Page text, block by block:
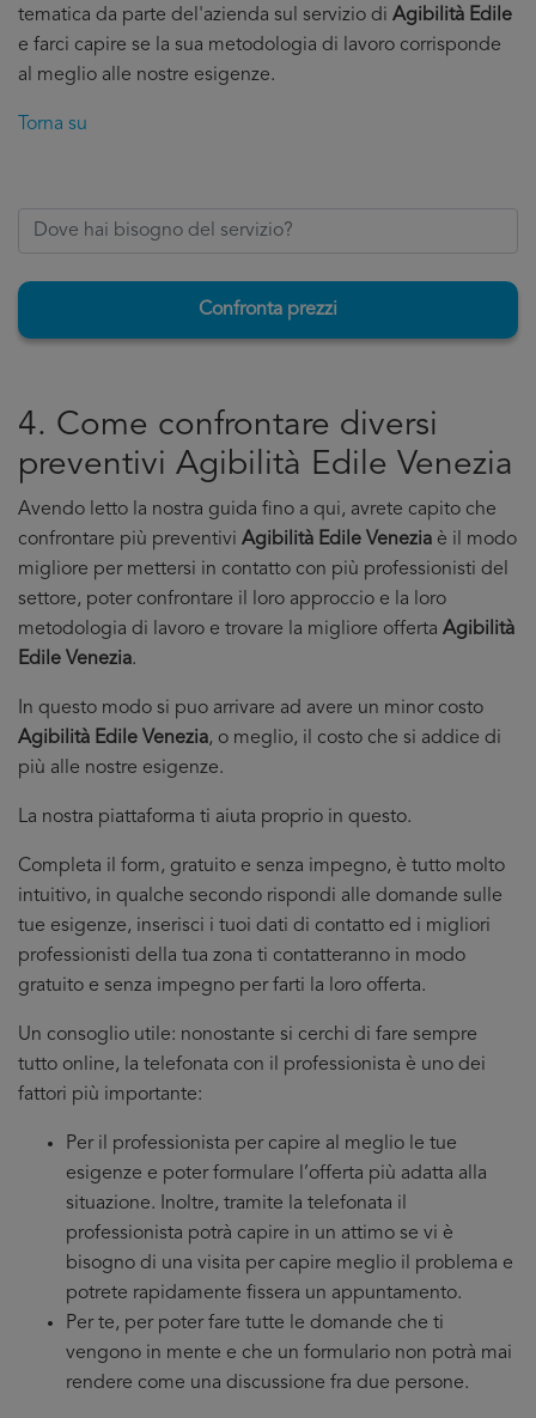
tematica da parte del'azienda sul servizio di Agibilità Edile
e farci capire se la sua metodologia di lavoro corrisponde
al meglio alle nostre esigenze.
Torna su
Confronta prezzi
4. Come confrontare diversi
preventivi Agibilità Edile Venezia
Avendo letto la nostra guida fino a qui, avrete capito che
confrontare più preventivi Agibilità Edile Venezia è il modo
migliore per mettersi in contatto con più professionisti del
settore, poter confrontare il loro approccio e la loro
metodologia di lavoro e trovare la migliore offerta Agibilità
Edile Venezia.
In questo modo si puo arrivare ad avere un minor costo
Agibilità Edile Venezia, o meglio, il costo che si addice di
più alle nostre esigenze.
La nostra piattaforma ti aiuta proprio in questo.
Completa il form, gratuito e senza impegno, è tutto molto
intuitivo, in qualche secondo rispondi alle domande sulle
tue esigenze, inserisci i tuoi dati di contatto ed i migliori
professionisti della tua zona ti contatteranno in modo
gratuito e senza impegno per farti la loro offerta.
Un consoglio utile: nonostante si cerchi di fare sempre
tutto online, la telefonata con il professionista è uno dei
fattori più importante:
Per il professionista per capire al meglio le tue
esigenze e poter formulare l’offerta più adatta alla
situazione. Inoltre, tramite la telefonata il
professionista potrà capire in un attimo se vi è
bisogno di una visita per capire meglio il problema e
potrete rapidamente fissera un appuntamento.
Per te, per poter fare tutte le domande che ti
vengono in mente e che un formulario non potrà mai
rendere come una discussione fra due persone.